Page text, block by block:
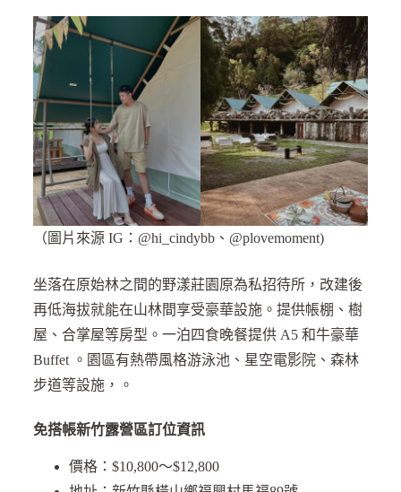
（圖片來源 IG：@hi_cindybb、@plovemoment)
坐落在原始林之間的野漾莊園原為私招待所，改建後
再低海拔就能在山林間享受豪華設施。提供帳棚、樹
屋、合掌屋等房型。一泊四食晚餐提供 A5 和牛豪華
Buffet 。園區有熱帶風格游泳池、星空電影院、森林
步道等設施，。
免搭帳新竹露營區訂位資訊
價格：$10,800～$12,800